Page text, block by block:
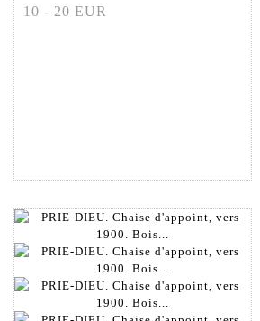
10 - 20 EUR